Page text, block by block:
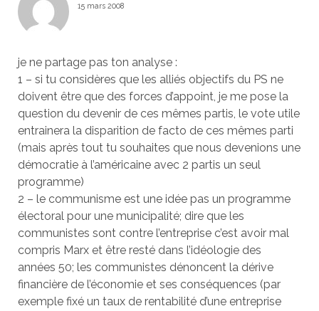
15 mars 2008
je ne partage pas ton analyse :
1 – si tu considères que les alliés objectifs du PS ne
doivent être que des forces d’appoint, je me pose la
question du devenir de ces mêmes partis, le vote utile
entrainera la disparition de facto de ces mêmes parti
(mais après tout tu souhaites que nous devenions une
démocratie à l’américaine avec 2 partis un seul
programme)
2 – le communisme est une idée pas un programme
électoral pour une municipalité; dire que les
communistes sont contre l’entreprise c’est avoir mal
compris Marx et être resté dans l’idéologie des
années 50; les communistes dénoncent la dérive
financière de l’économie et ses conséquences (par
exemple fixé un taux de rentabilité d’une entreprise